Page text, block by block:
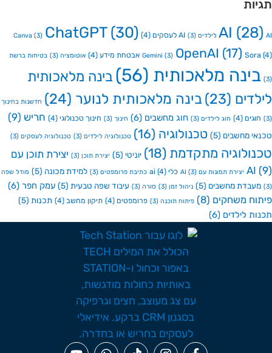
AI
(3) AI לעסקים (4)
Canva(3) ChatGPT(30)
Gemini(3) OpenAI(17) אבטחת מידע (4) אוטומציה(3) בטיחות ברשת
מלאכותית(56)
בינה מלאכותית
(23) בינה מלאכותית לנוער(24) חדשנות בחינוך
(4) חוג לילדים(3) חוג מחשבים(6) חינוך (3) חינוך טכנולוגי(4) חריש(9)
מחשבים(5) טכנולוגיה(16) טכנולוגיה לילדים(3) טכנולוגיה לעסקים(3)
מתקדמת(18) יוניטי (5) יצירת תוכן(3)
יצירת תוכן עם
AI יצירת תמונות עם AI(3) כלי ai(4) כתיבת פרומפטים(3) למידת מכונה(5) מודל שפה
מחשבים(5) ניהול זמן(3) סורה (3) עיבוד שפה טבעית(5) עמק חפר (6)
משחקים(8) פיתוח תוכנה (3) פרומפטים(4) תיקון מחשב(4) תכנות(5)
לילדים(6)